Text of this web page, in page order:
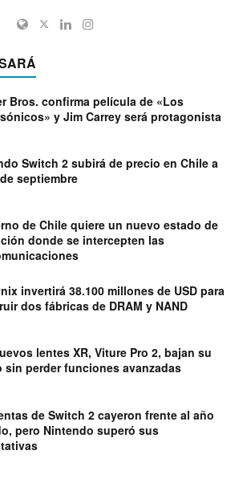
Bros. confirma película de «Los
y Jim Carrey será protagonista
Switch 2 subirá de precio en Chile a
septiembre
de Chile quiere un nuevo estado de
donde se intercepten las
invertirá 38.100 millones de USD para
dos fábricas de DRAM y NAND
lentes XR, Viture Pro 2, bajan su
sin perder funciones avanzadas
de Switch 2 cayeron frente al año
pero Nintendo superó sus